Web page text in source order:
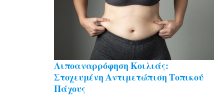
Λιποαναρρόφηση Κοιλιάς:
Στοχευμένη Αντιμετώπιση Τοπικού
Πάχους